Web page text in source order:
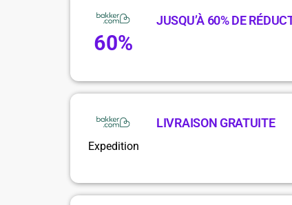
60%
JUSQU’À 60% DE
Expedition
LIVRAISON GRATUITE